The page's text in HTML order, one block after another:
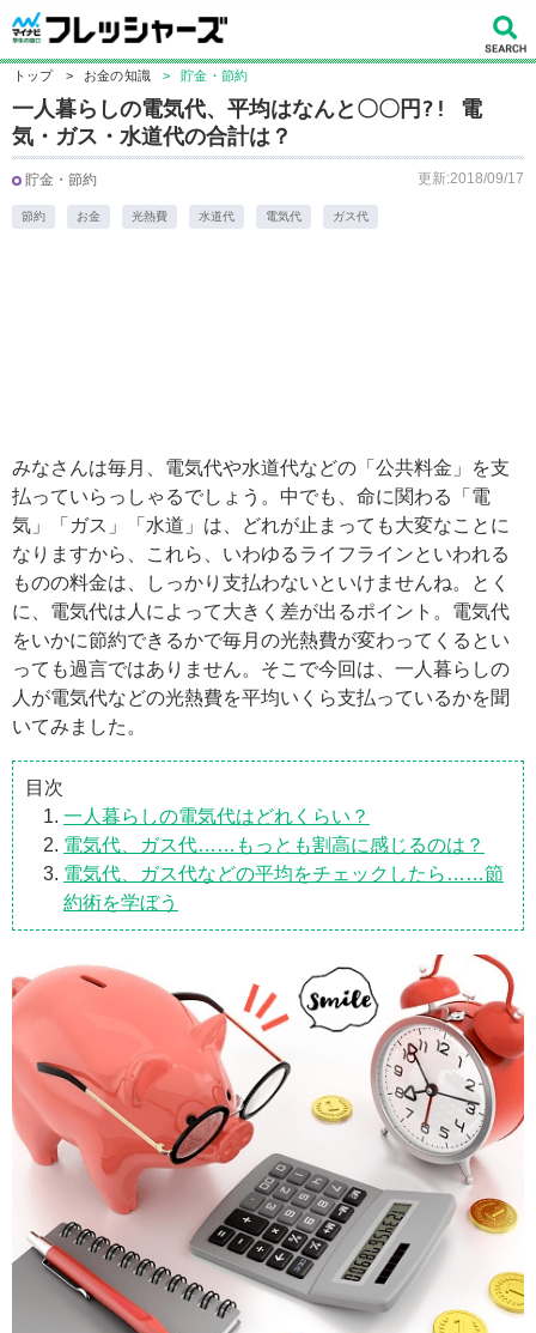
トップ > お金の知識 > 貯金・節約
一人暮らしの電気代、平均はなんと〇〇円?! 電
気・ガス・水道代の合計は？
貯金・節約 更新:2018/09/17
節約 お金 光熱費 水道代 電気代 ガス代
みなさんは毎月、電気代や水道代などの「公共料金」を支
払っていらっしゃるでしょう。中でも、命に関わる「電
気」「ガス」「水道」は、どれが止まっても大変なことに
なりますから、これら、いわゆるライフラインといわれる
ものの料金は、しっかり支払わないといけませんね。とく
に、電気代は人によって大きく差が出るポイント。電気代
をいかに節約できるかで毎月の光熱費が変わってくるとい
っても過言ではありません。そこで今回は、一人暮らしの
人が電気代などの光熱費を平均いくら支払っているかを聞
いてみました。
目次
一人暮らしの電気代はどれくらい？
電気代、ガス代……もっとも割高に感じるのは？
電気代、ガス代などの平均をチェックしたら……節
約術を学ぼう